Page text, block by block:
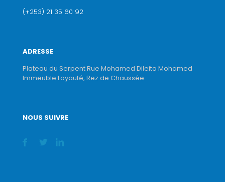
(+253) 21 35 60 92
ADRESSE
Plateau du Serpent Rue Mohamed Dileita Mohamed
Immeuble Loyauté, Rez de Chaussée.
NOUS SUIVRE